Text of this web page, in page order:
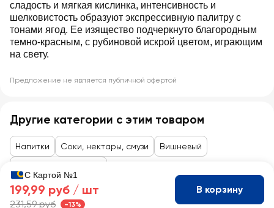
сладость и мягкая кислинка, интенсивность и
шелковистость образуют экспрессивную палитру с
тонами ягод. Ее изящество подчеркнуто благородным
темно-красным, с рубиновой искрой цветом, играющим
на свету.
Предложение не является публичной офертой
Другие категории с этим товаром
Напитки Соки, нектары, смузи Вишневый
С Картой №1
199,99 руб / шт
231,59 руб -13%
В корзину